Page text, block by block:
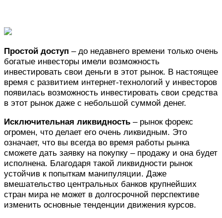
Простой доступ – до недавнего времени только очень
богатые инвесторы имели возможность
инвестировать свои деньги в этот рынок. В настоящее
время с развитием интернет-технологий у инвесторов
появилась возможность инвестировать свои средства
в этот рынок даже с небольшой суммой денег.
Исключительная ликвидность – рынок форекс
огромен, что делает его очень ликвидным. Это
означает, что вы всегда во время работы рынка
сможете дать заявку на покупку – продажу и она будет
исполнена. Благодаря такой ликвидности рынок
устойчив к попыткам манипуляции. Даже
вмешательство центральных банков крупнейших
стран мира не может в долгосрочной перспективе
изменить основные тенденции движения курсов.